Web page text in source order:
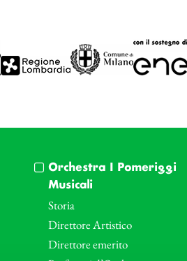
Orchestra I Pomeriggi
Musicali
Storia
Direttore Artistico
Direttore emerito